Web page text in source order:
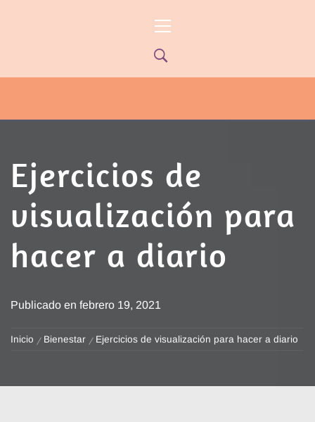
principal
ONCE PARANÁ YOUTUBE/PYPNEWS –
Ejercicios de
visualización para
hacer a diario
Publicado en febrero 19, 2021
Inicio Bienestar Ejercicios de visualización para hacer a diario